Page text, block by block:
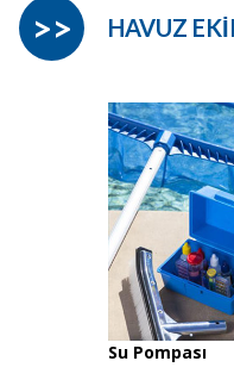
HAVUZ
>>
Su Pompası